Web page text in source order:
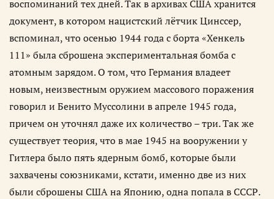
воспоминаний тех дней. Так в архивах США хранится
документ, в котором нацистский лётчик Цинссер,
вспоминал, что осенью 1944 года с борта «Хенкель
111» была сброшена экспериментальная бомба с
атомным зарядом. О том, что Германия владеет
новым, неизвестным оружием массового поражения
говорил и Бенито Муссолини в апреле 1945 года,
причем он уточнял даже их количество – три. Так же
существует теория, что в мае 1945 на вооружении у
Гитлера было пять ядерным бомб, которые были
захвачены союзниками, кстати, именно две из них
были сброшены США на Японию, одна попала в СССР.